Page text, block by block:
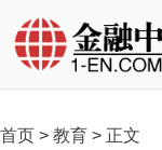
首页 > 教育 > 正文